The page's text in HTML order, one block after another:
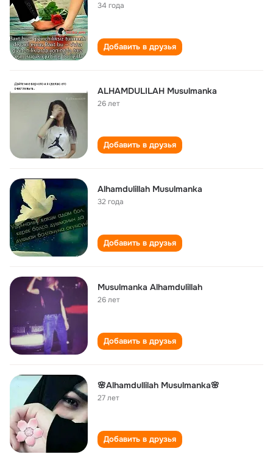
34 года
Добавить в друзья
ALHAMDULILAH Musulmanka
26 лет
Добавить в друзья
Alhamdulillah Musulmanka
32 года
Добавить в друзья
Musulmanka Alhamdulillah
26 лет
Добавить в друзья
🌸Alhamdullilah Musulmanka🌸
27 лет
Добавить в друзья